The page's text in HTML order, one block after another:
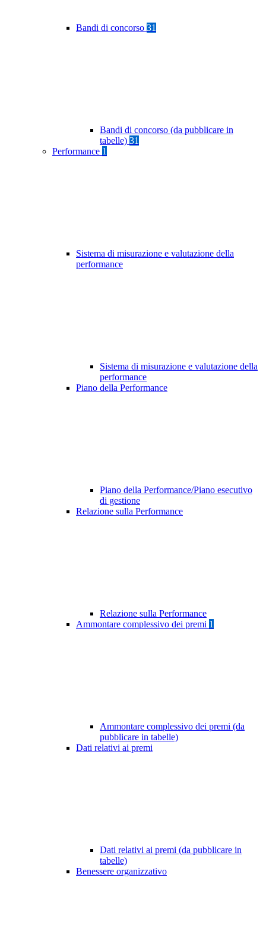
Bandi di concorso 31
Bandi di concorso (da pubblicare in
tabelle) 31
Performance 1
Sistema di misurazione e valutazione della
performance
Sistema di misurazione e valutazione della
performance
Piano della Performance
Piano della Performance/Piano esecutivo
di gestione
Relazione sulla Performance
Relazione sulla Performance
Ammontare complessivo dei premi 1
Ammontare complessivo dei premi (da
pubblicare in tabelle)
Dati relativi ai premi
Dati relativi ai premi (da pubblicare in
tabelle)
Benessere organizzativo